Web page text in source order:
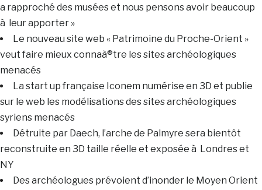
a rapproché des musées et nous pensons avoir beaucoup
à leur apporter »
Le nouveau site web « Patrimoine du Proche-Orient »
veut faire mieux connaà®tre les sites archéologiques
menacés
La start up française Iconem numérise en 3D et publie
sur le web les modélisations des sites archéologiques
syriens menacés
Détruite par Daech, l’arche de Palmyre sera bientôt
reconstruite en 3D taille réelle et exposée à Londres et
NY
Des archéologues prévoient d’inonder le Moyen Orient